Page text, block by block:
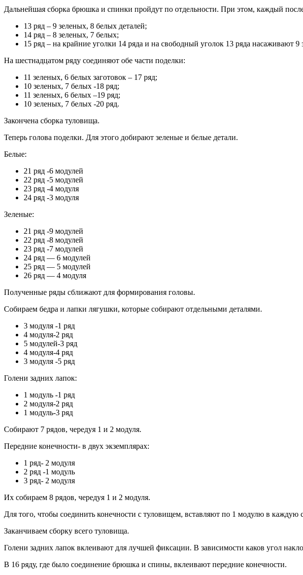
Дальнейшая сборка брюшка и спинки пройдут по отдельности. При этом, каждый
13 ряд – 9 зеленых, 8 белых деталей;
14 ряд – 8 зеленых, 7 белых;
15 ряд – на крайние уголки 14 ряда и на свободный уголок 13 ряда насаживают
На шестнадцатом ряду соединяют обе части поделки:
11 зеленых, 6 белых заготовок – 17 ряд;
10 зеленых, 7 белых -18 ряд;
11 зеленых, 6 белых –19 ряд;
10 зеленых, 7 белых -20 ряд.
Закончена сборка туловища.
Теперь голова поделки. Для этого добирают зеленые и белые детали.
Белые:
21 ряд -6 модулей
22 ряд -5 модулей
23 ряд -4 модуля
24 ряд -3 модуля
Зеленые:
21 ряд -9 модулей
22 ряд -8 модулей
23 ряд -7 модулей
24 ряд — 6 модулей
25 ряд — 5 модулей
26 ряд — 4 модуля
Полученные ряды сближают для формирования головы.
Собираем бедра и лапки лягушки, которые собирают отдельными деталями.
3 модуля -1 ряд
4 модуля-2 ряд
5 модулей-3 ряд
4 модуля-4 ряд
3 модуля -5 ряд
Голени задних лапок:
1 модуль -1 ряд
2 модуля-2 ряд
1 модуль-3 ряд
Собирают 7 рядов, чередуя 1 и 2 модуля.
Передние конечности- в двух экземплярах:
1 ряд- 2 модуля
2 ряд -1 модуль
3 ряд- 2 модуля
Их собираем 8 рядов, чередуя 1 и 2 модуля.
Для того, чтобы соединить конечности с туловищем, вставляют по 1 модулю в каждую
Заканчиваем сборку всего туловища.
Голени задних лапок вклеивают для лучшей фиксации. В зависимости каков угол
В 16 ряду, где было соединение брюшка и спины, вклеивают передние конечности.